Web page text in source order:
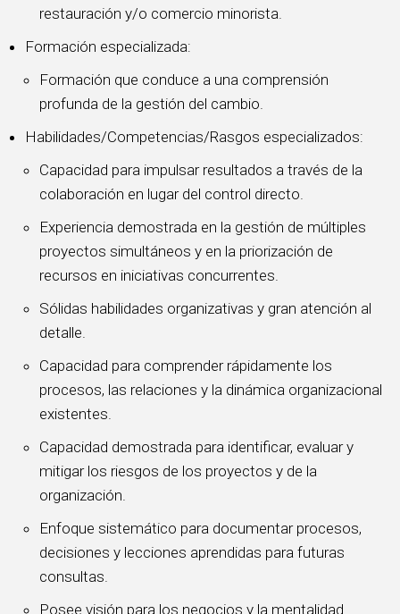
restauración y/o comercio minorista.
Formación especializada:
Formación que conduce a una comprensión
profunda de la gestión del cambio.
Habilidades/Competencias/Rasgos especializados:
Capacidad para impulsar resultados a través de la
colaboración en lugar del control directo.
Experiencia demostrada en la gestión de múltiples
proyectos simultáneos y en la priorización de
recursos en iniciativas concurrentes.
Sólidas habilidades organizativas y gran atención al
detalle.
Capacidad para comprender rápidamente los
procesos, las relaciones y la dinámica organizacional
existentes.
Capacidad demostrada para identificar, evaluar y
mitigar los riesgos de los proyectos y de la
organización.
Enfoque sistemático para documentar procesos,
decisiones y lecciones aprendidas para futuras
consultas.
Posee visión para los negocios y la mentalidad